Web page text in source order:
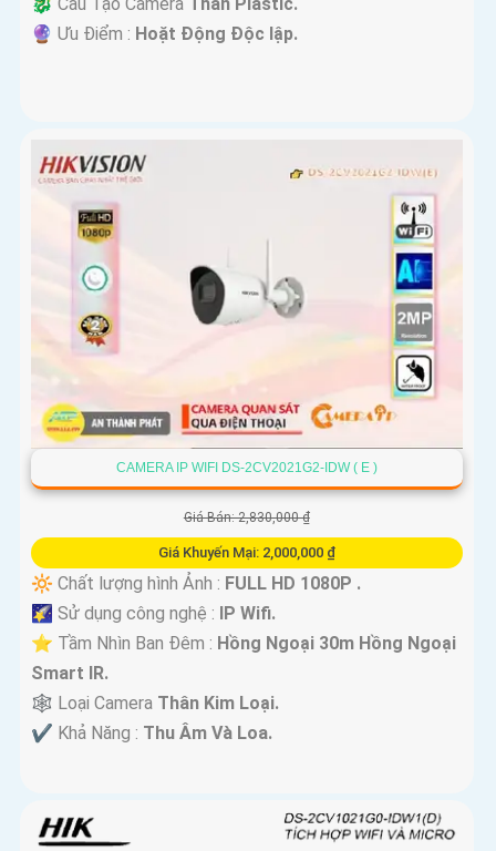
️🔮 Ưu Điểm : Hoặt Động Độc lập.
CAMERA IP WIFI DS-2CV2021G2-IDW ( E )
Giá Bán: 2,830,000 ₫
Giá Khuyến Mại: 2,000,000 ₫
🔆 Chất lượng hình Ảnh : FULL HD 1080P .
🌠 Sử dụng công nghệ :
IP Wifi.
⭐ Tầm Nhìn Ban Đêm : Hồng Ngoại 30m Hồng Ngoại
Smart IR.
🕸️ Loại Camera Thân Kim Loại.
️✔️ Khả Năng : Thu Âm Và Loa.